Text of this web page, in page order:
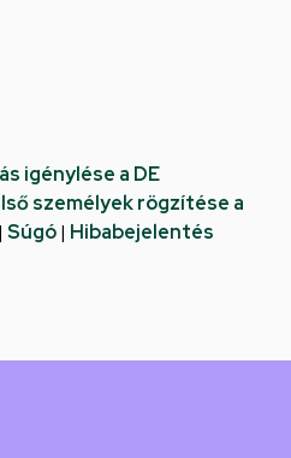
igénylése a DE
személyek rögzítése a
| Súgó| Hibabejelentés